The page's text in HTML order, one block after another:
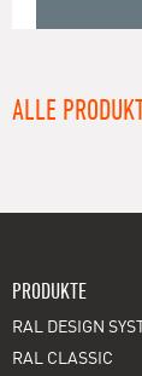
ALLE
PRODUKTE
RAL DESIGN
RAL CLASSIC